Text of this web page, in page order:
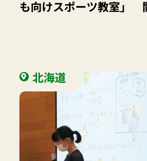
も向けスポーツ教室」
北海道